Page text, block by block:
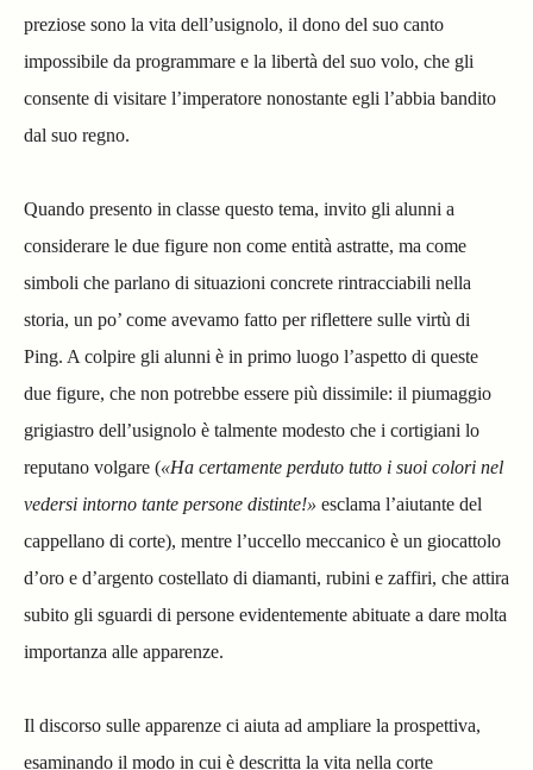
preziose sono la vita dell’usignolo, il dono del suo canto
impossibile da programmare e la libertà del suo volo, che gli
consente di visitare l’imperatore nonostante egli l’abbia bandito
dal suo regno.
Quando presento in classe questo tema, invito gli alunni a
considerare le due figure non come entità astratte, ma come
simboli che parlano di situazioni concrete rintracciabili nella
storia, un po’ come avevamo fatto per riflettere sulle virtù di
Ping. A colpire gli alunni è in primo luogo l’aspetto di queste
due figure, che non potrebbe essere più dissimile: il piumaggio
grigiastro dell’usignolo è talmente modesto che i cortigiani lo
reputano volgare («Ha certamente perduto tutto i suoi colori nel
vedersi intorno tante persone distinte!» esclama l’aiutante del
cappellano di corte), mentre l’uccello meccanico è un giocattolo
d’oro e d’argento costellato di diamanti, rubini e zaffiri, che attira
subito gli sguardi di persone evidentemente abituate a dare molta
importanza alle apparenze.
Il discorso sulle apparenze ci aiuta ad ampliare la prospettiva,
esaminando il modo in cui è descritta la vita nella corte